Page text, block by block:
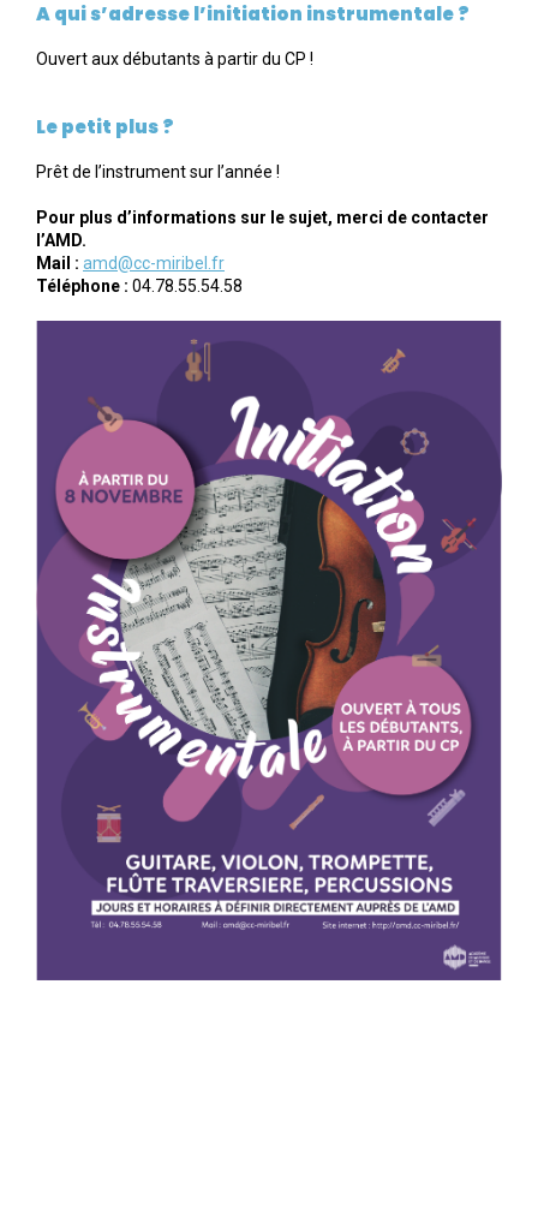
A qui s’adresse l’initiation instrumentale ?
Ouvert aux débutants à partir du CP !
Le petit plus ?
Prêt de l’instrument sur l’année !
Pour plus d’informations sur le sujet, merci de contacter
l’AMD.
Mail : amd@cc-miribel.fr
Téléphone : 04.78.55.54.58